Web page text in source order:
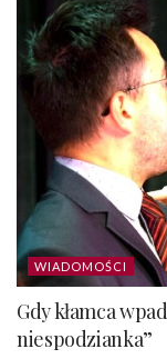
WIADOMOŚCI
Gdy kłamca
niespodzianka”